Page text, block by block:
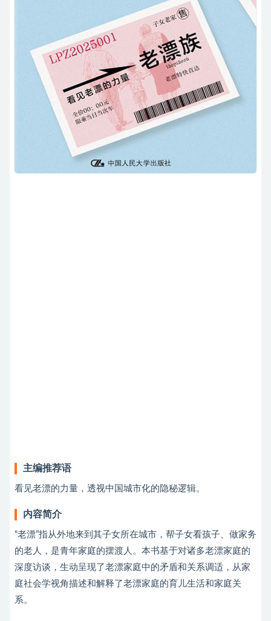
主编推荐语
看见老漂的力量，透视中国城市化的隐秘逻辑。
内容简介
“老漂”指从外地来到其子女所在城市，帮子女看孩子、做家务
的老人，是青年家庭的摆渡人。本书基于对诸多老漂家庭的
深度访谈，生动呈现了老漂家庭中的矛盾和关系调适，从家
庭社会学视角描述和解释了老漂家庭的育儿生活和家庭关
系。